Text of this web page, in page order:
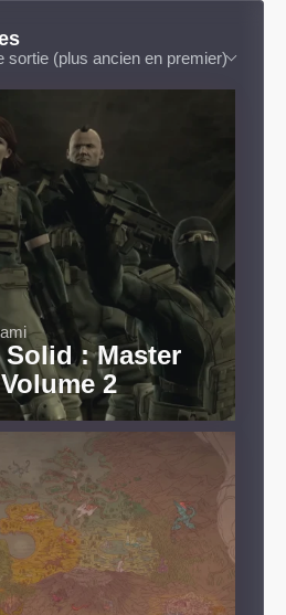
sortie (plus ancien en premier)
Solid : Master
2